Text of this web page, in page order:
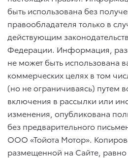
быть использована без
правообладателя только в
действующим
Федерации. Информация,
не может быть использована
коммерческих целях в том
(но не ограничиваясь) путем
включения в рассылки или
изменения, опубликована
без предварительного
ООО «Тойота Мотор».
размещенной на Сайте, равно